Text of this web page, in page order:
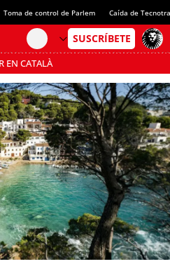
Toma de control de Parlem Caída de
EN CATALÀ
AHORRO